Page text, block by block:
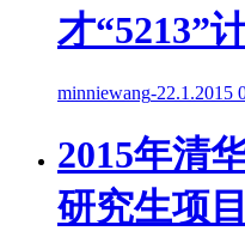
才“5213”
minniewang-22.1.2015
2015年清
研究生项